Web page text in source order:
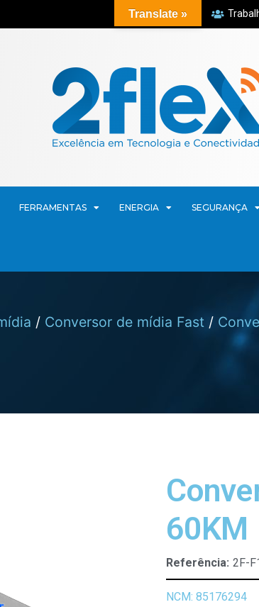
FERRAMENTAS ENERGIA SEGURANÇA
/ Conversor de mídia Fast /
60KM
Referência: 2F-
NCM: 85176294
Translate »